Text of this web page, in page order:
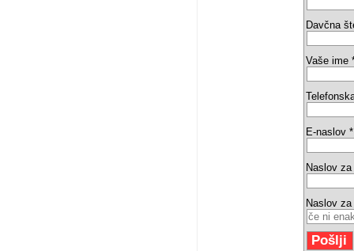
Davčna
Vaše ime
E-naslov *
Naslov
Naslov